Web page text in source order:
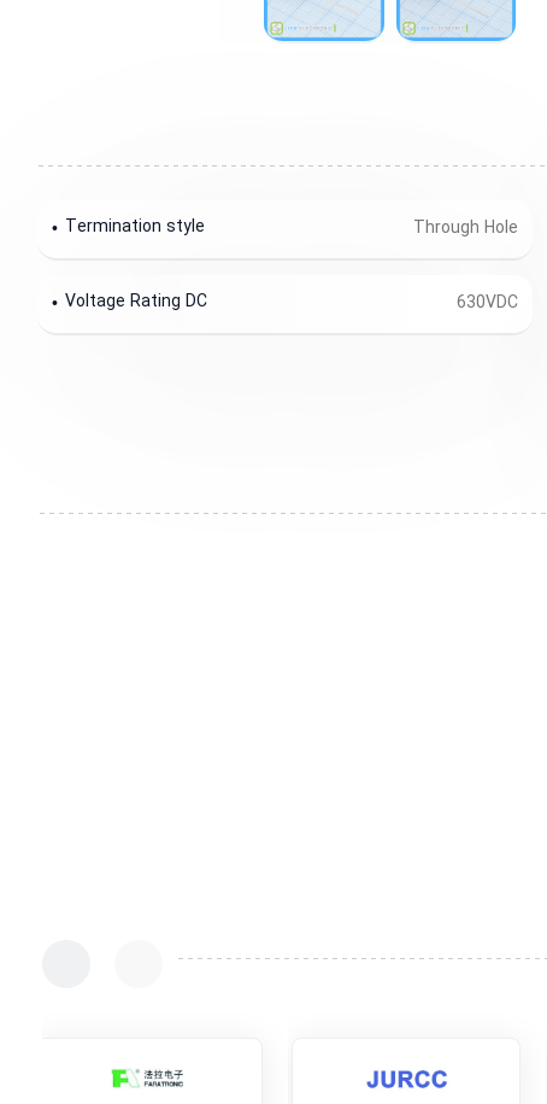
Through Hole
Termination style
630VDC
Voltage Rating DC